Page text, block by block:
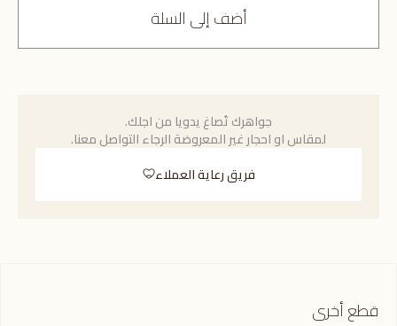
أضف إلى السلة
جواهرك تُصاغ يدويا من اجلك.
لمقاس او احجار غير المعروضة الرجاء التواصل معنا.
فريق رعاية العملاء
قطع أخرى